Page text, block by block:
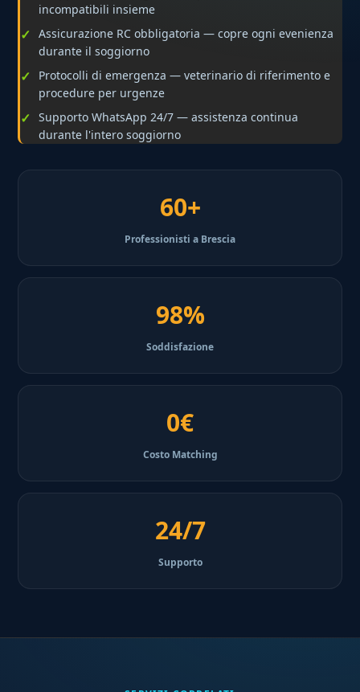
incompatibili insieme
Assicurazione RC obbligatoria — copre ogni evenienza
durante il soggiorno
Protocolli di emergenza — veterinario di riferimento e
procedure per urgenze
Supporto WhatsApp 24/7 — assistenza continua
durante l'intero soggiorno
60+
Professionisti a Brescia
98%
Soddisfazione
0€
Costo Matching
24/7
Supporto